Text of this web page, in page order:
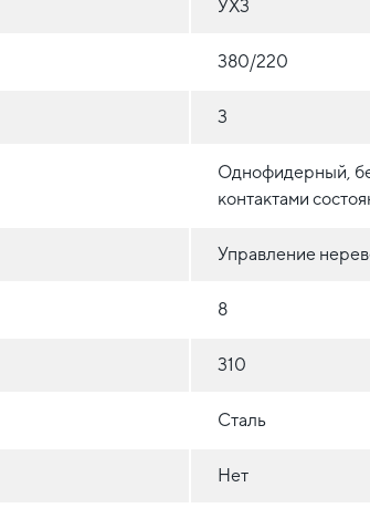
УХ3
380/220
3
Однофидерный,
контактами
Управление
8
310
Сталь
Нет